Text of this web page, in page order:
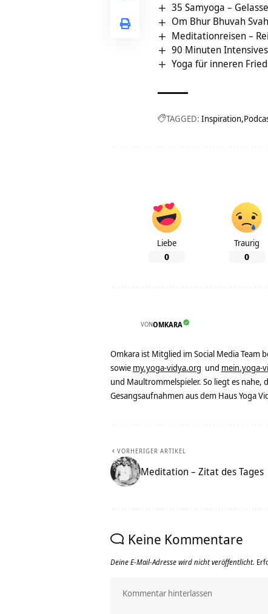
35 Samyoga –
Om Bhur Bhuvah
Meditationreisen –
90 Minuten
Yoga für inneren
TAGGED: Inspiration
Liebe
0
Traurig
0
VONOMKARA
Omkara ist Mitglied im Social Media Team
sowie my.yoga-vidya.org und mein.yoga-
und Maultrommelspieler. So liegt es
Gesangsaufnahmen aus dem Haus Yoga
VORHERIGER ARTIKEL
Meditation – Zitat des Tages
Keine Kommentare
Deine E-Mail-Adresse wird nicht veröffentlicht.